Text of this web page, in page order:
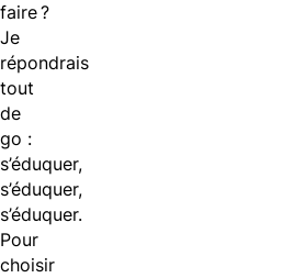
faire ?
Je
répondrais
tout
de
go :
s’éduquer,
s’éduquer,
s’éduquer.
Pour
choisir